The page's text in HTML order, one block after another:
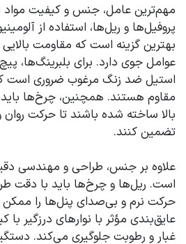
مهم‌ترین عامل، جنس و کیفیت مواد
پروفیل‌ها و ریل‌ها، استفاده از
بهترین گزینه است که مقاومت بالایی
عوامل جوی دارد. برای بلبرینگ‌ها،
استیل ضد زنگ مرغوب ضروری است
مقاوم هستند. همچنین، چرخ‌ها باید
بالا ساخته شده باشند تا حرکت
تضمین کنند.
علاوه بر جنس، طراحی و مهندسی
است. ریل‌ها و چرخ‌ها باید با دقت
حرکت نرم و بی‌صدای پنل‌ها را
عایق‌بندی مؤثر با نوارهای درزگیر با
غبار و رطوبت جلوگیری می‌کند.